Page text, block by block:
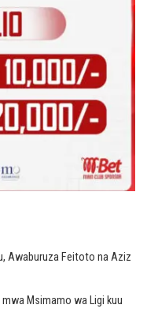
Awaburuza Feitoto na Aziz
mwa Msimamo wa Ligi kuu